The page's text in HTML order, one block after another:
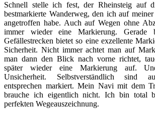
Schnell stelle ich fest, der Rheinsteig auf
bestmarkierte Wanderweg, den ich auf
angetroffen habe. Auch auf Wegen ohne
immer wieder eine Markierung. Gerade
Gefällestrecken bietet so eine exzellente
Sicherheit. Nicht immer achtet man auf
man dann den Blick nach vorne richtet,
später wieder eine Markierung auf.
Unsicherheit. Selbstverständlich sind
entsprechen markiert. Mein Navi mit dem
brauche ich eigentlich nicht. Ich bin total
perfekten Wegeauszeichnung.